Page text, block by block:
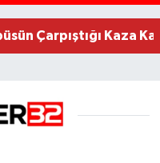
Çarpıştığı Kaza